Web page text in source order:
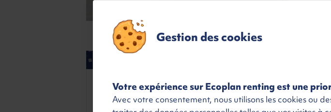
La location longue durée gagnante avec
LA RESTITUTION
SANS SOUCIS
UN VÉHICULE POUR
CHAQUE MÉTIER
Kilométrage
Véhicule neuf
MEC
26/02/2026
Émission CO2
Critair
Gestion des cookies
Votre expérience sur Ecoplan renting est une
Avec votre consentement, nous utilisons les cookies ou